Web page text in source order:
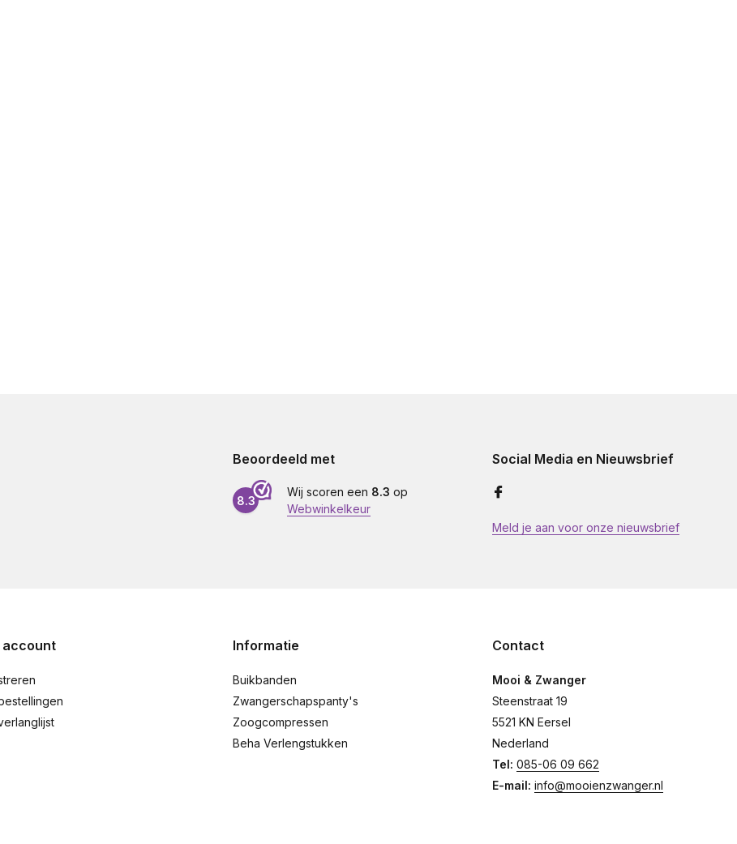
Beoordeeld met
8.3
Wij scoren een 8.3 op
Webwinkelkeur
Social Media en Nieuwsbrief
Meld je aan voor onze nieuwsbrief
account Informatie
Buikbanden
Zwangerschapspanty's
Zoogcompressen
Beha Verlengstukken
Contact
Mooi & Zwanger
Steenstraat 19
5521 KN Eersel
Nederland
Tel: 085-06 09 662
E-mail: info@mooienzwanger.nl